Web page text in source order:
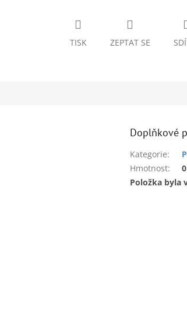
TISK ZEPTAT SE
Doplňkové
Kategorie:
Hmotnost:
Položka byla